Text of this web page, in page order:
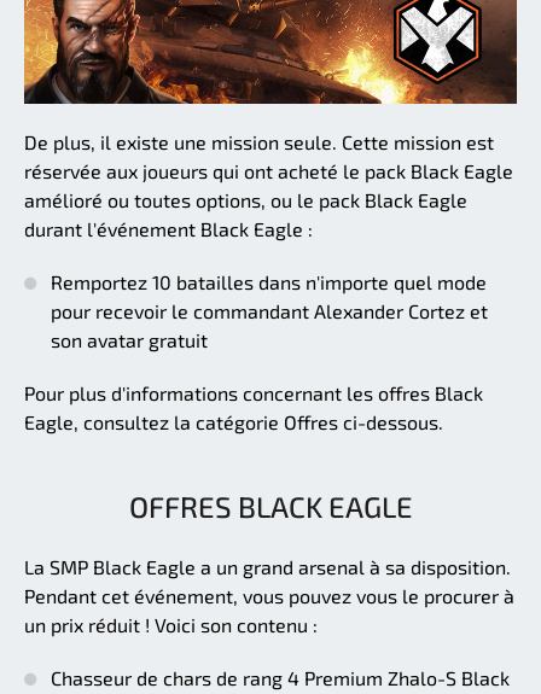
De plus, il existe une mission seule. Cette mission est
réservée aux joueurs qui ont acheté le pack Black Eagle
amélioré ou toutes options, ou le pack Black Eagle
durant l'événement Black Eagle :
Remportez 10 batailles dans n'importe quel mode
pour recevoir le commandant Alexander Cortez et
son avatar gratuit
Pour plus d'informations concernant les offres Black
Eagle, consultez la catégorie Offres ci-dessous.
OFFRES BLACK EAGLE
La SMP Black Eagle a un grand arsenal à sa disposition.
Pendant cet événement, vous pouvez vous le procurer à
un prix réduit ! Voici son contenu :
Chasseur de chars de rang 4 Premium Zhalo-S Black